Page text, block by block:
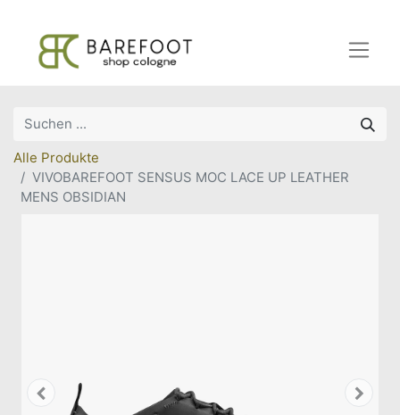
Alle Produkte
VIVOBAREFOOT SENSUS MOC LACE UP LEATHER
MENS OBSIDIAN